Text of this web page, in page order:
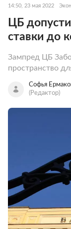
14:50, 23 мая 2022
ЦБ
ставки до
Зампред ЦБ
пространство
Софья
(Редактор)